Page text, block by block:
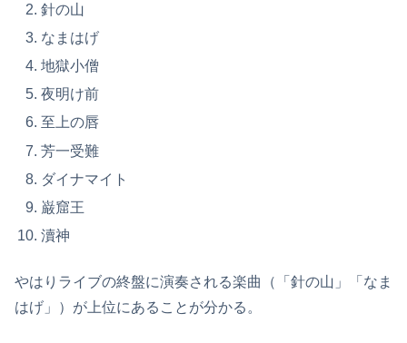
針の山
なまはげ
地獄小僧
夜明け前
至上の唇
芳一受難
ダイナマイト
巌窟王
瀆神
やはりライブの終盤に演奏される楽曲（「針の山」「なま
はげ」）が上位にあることが分かる。